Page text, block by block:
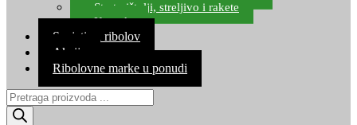
Start pištolji, streljivo i rakete
Kontakt
Savjeti za ribolov
Akcija
Ribolovne marke u ponudi
Products
search